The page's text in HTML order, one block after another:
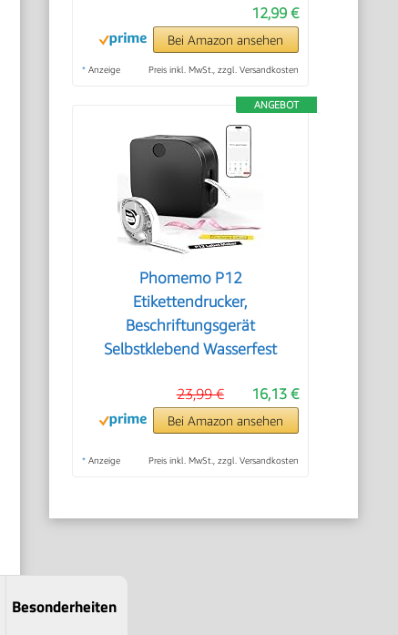
Besonderheiten
12,99 €
Bei Amazon ansehen
* Anzeige Preis inkl. MwSt., zzgl. Versandkosten
ANGEBOT
Phomemo P12
Etikettendrucker,
Beschriftungsgerät
Selbstklebend Wasserfest
16,13 €
23,99 €
Bei Amazon ansehen
* Anzeige Preis inkl. MwSt., zzgl. Versandkosten